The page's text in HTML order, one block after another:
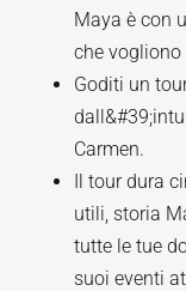
Maya è con
che
Goditi un
Carmen.
Il tour dura
utili, storia
tutte le tue
suoi eventi